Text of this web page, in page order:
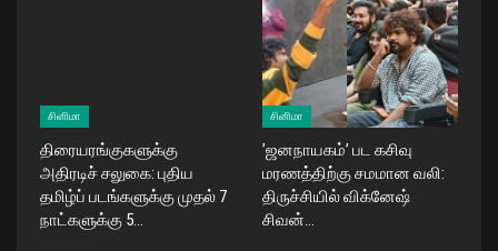
சினிமா
திரையரங்குகளுக்கு
அதிரடிச் சலுகை: புதிய
தமிழ்ப் படங்களுக்கு முதல் 7
நாட்களுக்கு 5…
சினிமா
​’ஜனநாயகம்’ பட கசிவு
மரணத்திற்கு சமமான வலி:
திருச்சியில் விக்னேஷ்
சிவன்…